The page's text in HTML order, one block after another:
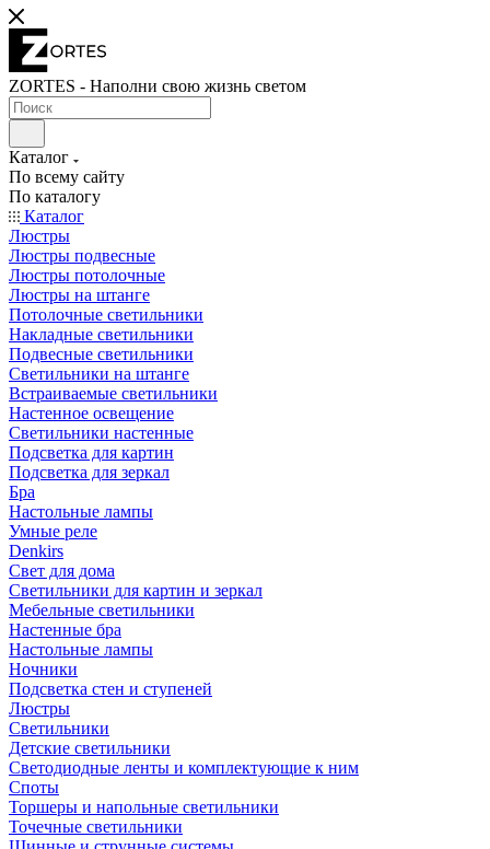
ZORTES - Наполни свою жизнь светом
Каталог
По всему сайту
По каталогу
Каталог
Люстры
Люстры подвесные
Люстры потолочные
Люстры на штанге
Потолочные светильники
Накладные светильники
Подвесные светильники
Светильники на штанге
Встраиваемые светильники
Настенное освещение
Светильники настенные
Подсветка для картин
Подсветка для зеркал
Бра
Настольные лампы
Умные реле
Denkirs
Свет для дома
Светильники для картин и зеркал
Мебельные светильники
Настенные бра
Настольные лампы
Ночники
Подсветка стен и ступеней
Люстры
Светильники
Детские светильники
Светодиодные ленты и комплектующие к ним
Споты
Торшеры и напольные светильники
Точечные светильники